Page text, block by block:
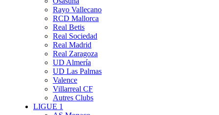
Rayo Vallecano
RCD Mallorca
Real Betis
Real Sociedad
Real Madrid
Real Zaragoza
UD Almería
UD Las Palmas
Valence
Villarreal CF
Autres Clubs
LIGUE 1